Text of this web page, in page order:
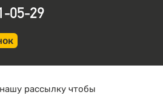
05-29
рассылку чтобы